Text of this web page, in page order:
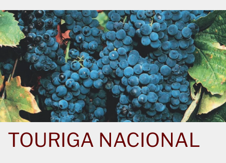
TOURIGA NACIONAL